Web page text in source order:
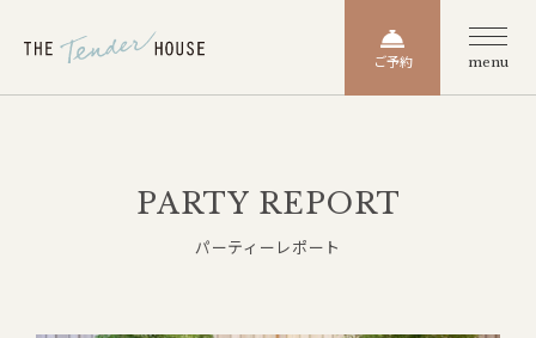
ご予約 menu
PARTY REPORT
パーティーレポート